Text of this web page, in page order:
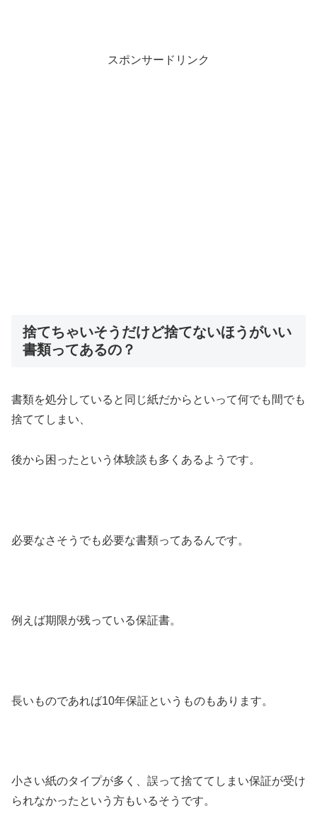
スポンサードリンク
捨てちゃいそうだけど捨てないほうがいい
書類ってあるの？
書類を処分していると同じ紙だからといって何でも間でも
捨ててしまい、
後から困ったという体験談も多くあるようです。
必要なさそうでも必要な書類ってあるんです。
例えば期限が残っている保証書。
長いものであれば10年保証というものもあります。
小さい紙のタイプが多く、誤って捨ててしまい保証が受け
られなかったという方もいるそうです。